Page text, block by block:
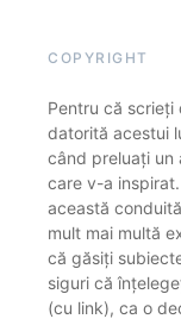
COPYRIGHT
Pentru că
datorită acestui
când preluați un
care v-a
această
mult mai multă
că găsiți
siguri că
(cu link), ca o